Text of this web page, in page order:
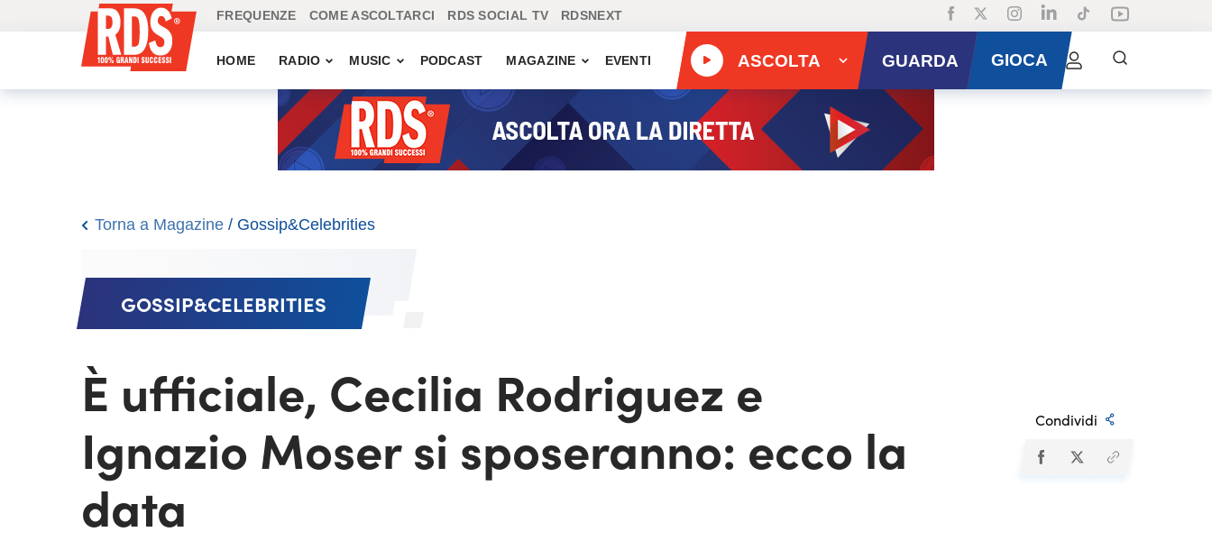
FREQUENZE COME ASCOLTARCI RDS SOCIAL TV RDSNEXT
HOME RADIO MUSIC PODCAST MAGAZINE EVENTI ASCOLTA GUARDA GIOCA
Torna a Magazine / Gossip&Celebrities
GOSSIP&CELEBRITIES
È ufficiale, Cecilia Rodriguez e
Ignazio Moser si sposeranno: ecco la
data
Condividi